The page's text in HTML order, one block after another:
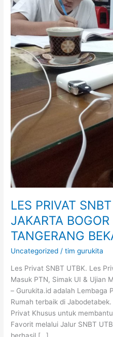
LES PRIVAT
JAKARTA BOGOR
TANGERANG
Uncategorized /tim gurukita
Les Privat SNBT UTBK. Les
Masuk PTN, Simak UI & Ujian
– Gurukita.id adalah Lembaga
Rumah terbaik di
Privat Khusus untuk
Favorit melalui Jalur SNBT
TANGERANG
BEKASI